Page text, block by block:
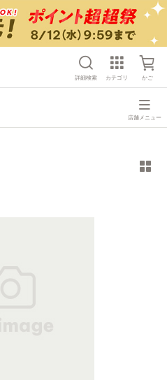
詳細検索 カテゴリ かご
店舗メニュー